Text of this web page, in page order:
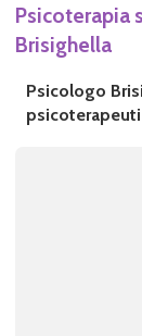
Psicoterapia
Brisighella
Psicologo
psicoterapeuti